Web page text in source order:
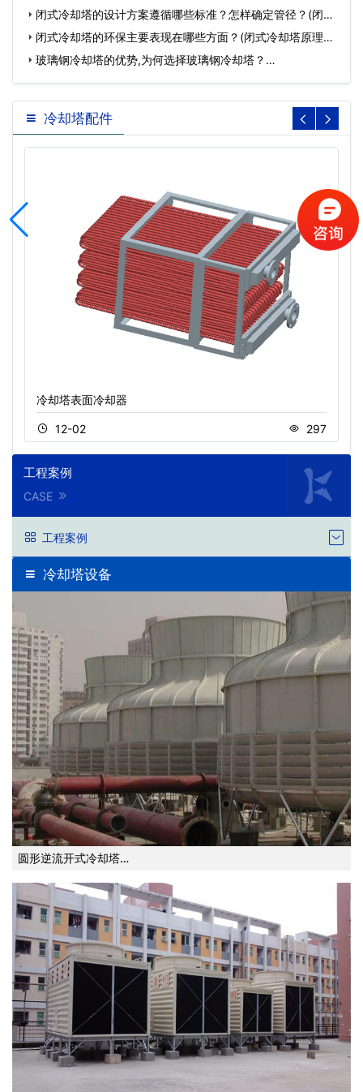
闭式冷却塔的设计方案遵循哪些标准？怎样确定管径？(闭式
冷却塔…
闭式冷却塔的环保主要表现在哪些方面？(闭式冷却塔原理图)
… 玻璃钢冷却塔的优势,为何选择玻璃钢冷却塔？…
冷却塔配件
冷却塔表面冷却器
12-02 297
工程案例
CASE
工程案例
冷却塔设备
圆形逆流开式冷却塔…